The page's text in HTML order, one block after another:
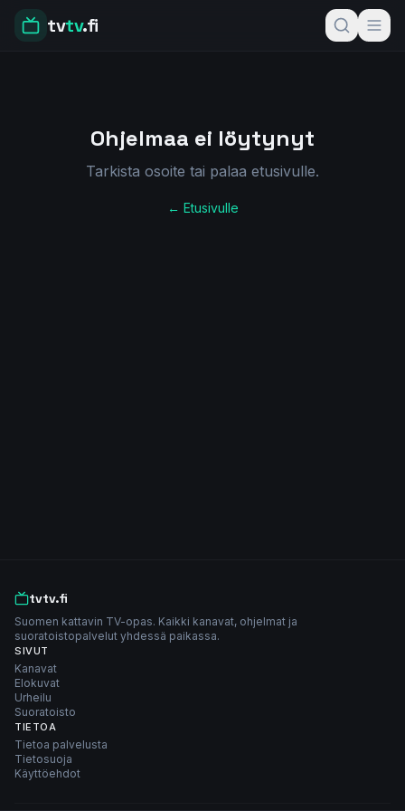
tvtv.fi
Ohjelmaa ei löytynyt
Tarkista osoite tai palaa etusivulle.
← Etusivulle
tvtv.fi
Suomen kattavin TV-opas. Kaikki kanavat, ohjelmat ja
suoratoistopalvelut yhdessä paikassa.
SIVUT
Kanavat
Elokuvat
Urheilu
Suoratoisto
TIETOA
Tietoa palvelusta
Tietosuoja
Käyttöehdot